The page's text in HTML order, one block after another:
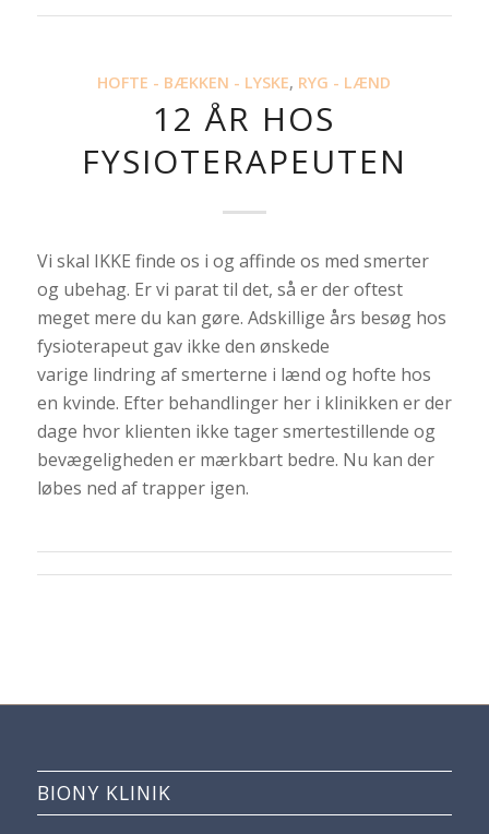
HOFTE - BÆKKEN - LYSKE, RYG - LÆND
12 ÅR HOS
FYSIOTERAPEUTEN
Vi skal IKKE finde os i og affinde os med smerter
og ubehag. Er vi parat til det, så er der oftest
meget mere du kan gøre. Adskillige års besøg hos
fysioterapeut gav ikke den ønskede
varige lindring af smerterne i lænd og hofte hos
en kvinde. Efter behandlinger her i klinikken er der
dage hvor klienten ikke tager smertestillende og
bevægeligheden er mærkbart bedre. Nu kan der
løbes ned af trapper igen.
BIONY KLINIK